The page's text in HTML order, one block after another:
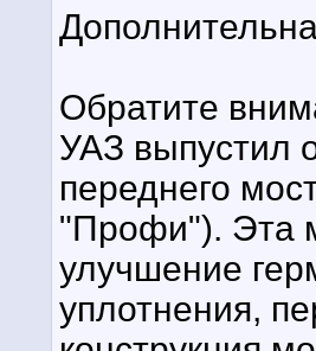
Обратите
УАЗ выпустил
переднего
"Профи"). Эта
улучшение
уплотнения,